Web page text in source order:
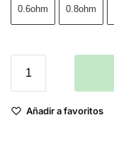
0.6ohm 0.8ohm
Añadir a favoritos